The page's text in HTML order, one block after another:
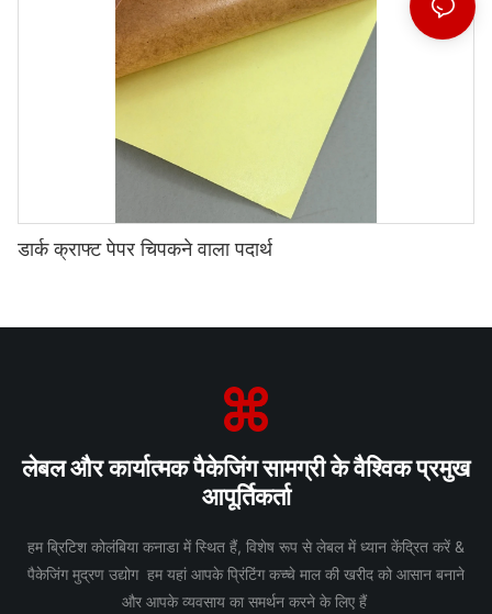
डार्क क्राफ्ट पेपर चिपकने वाला पदार्थ
लेबल और कार्यात्मक पैकेजिंग सामग्री के वैश्विक प्रमुख
आपूर्तिकर्ता
हम ब्रिटिश कोलंबिया कनाडा में स्थित हैं, विशेष रूप से लेबल में ध्यान केंद्रित करें &
पैकेजिंग मुद्रण उद्योग हम यहां आपके प्रिंटिंग कच्चे माल की खरीद को आसान बनाने
और आपके व्यवसाय का समर्थन करने के लिए हैं